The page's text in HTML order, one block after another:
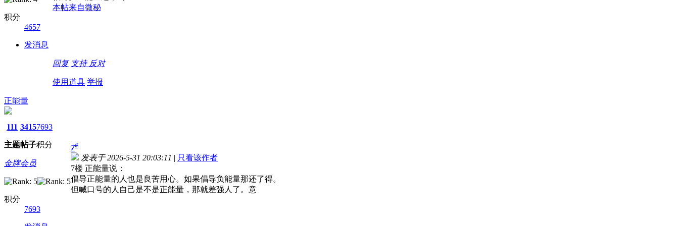
积分
4657
发消息
本帖来自微秘
回复 支持 反对
使用道具 举报
正能量
111
主题
3415
帖子
7693
积分
金牌会员
积分
7693
7#
发表于 2026-5-31 20:03:11 | 只看该作者
7楼 正能量说：
倡导正能量的人也是良苦用心。如果倡导负能量那还了得。
但喊口号的人自己是不是正能量，那就差强人了。意